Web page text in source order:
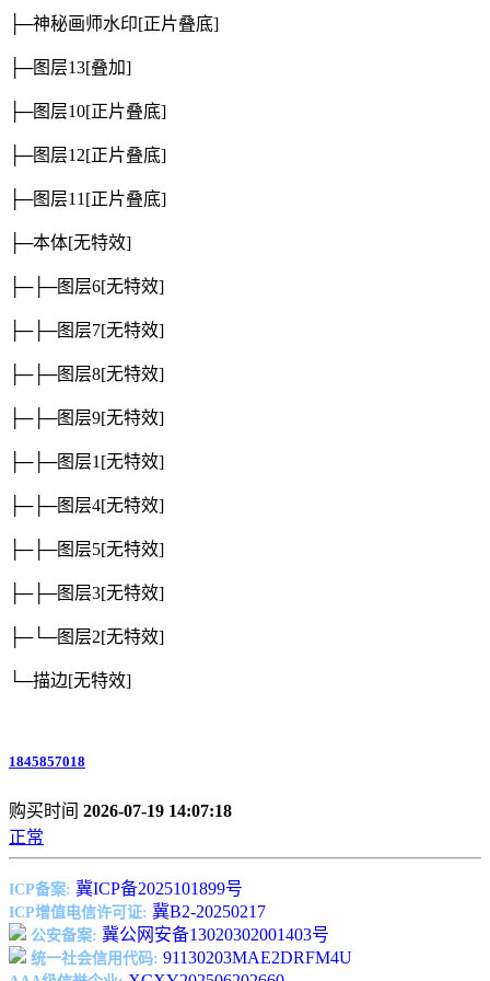
├─神秘画师水印[正片叠底]
├─图层13[叠加]
├─图层10[正片叠底]
├─图层12[正片叠底]
├─图层11 [正片叠底]
├─本体[无特效]
├─├─图层6[无特效]
├─├─图层7[无特效]
├─├─图层8[无特效]
├─├─图层9[无特效]
├─├─图层1 [无特效]
├─├─图层4[无特效]
├─├─图层5[无特效]
├─├─图层3[无特效]
├─└─图层2[无特效]
└─描边[无特效]
1845857018
购买时间 2026-07-19 14:07:18
正常
ICP备案: 冀ICP备2025101899号
ICP增值电信许可证: 冀B2-20250217
公安备案: 冀公网安备13020302001403号
统一社会信用代码: 91130203MAE2DRFM4U